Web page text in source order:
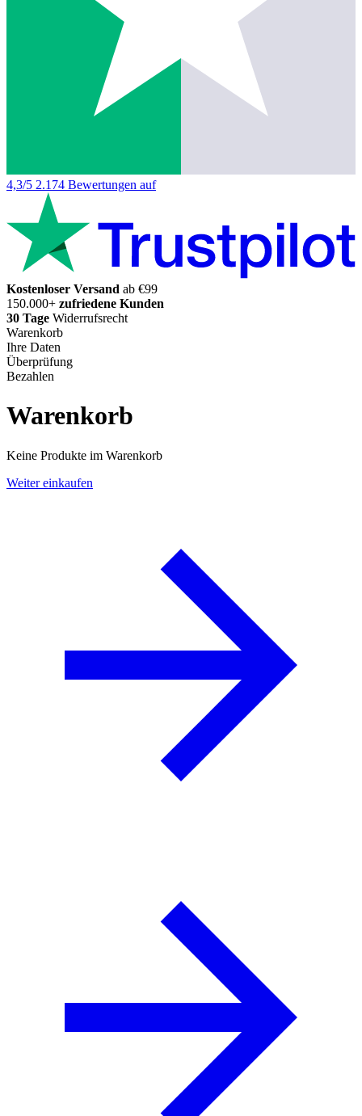
4,3/5 2.174 Bewertungen auf
Kostenloser Versand ab €99
150.000+ zufriedene Kunden
30 Tage Widerrufsrecht
Warenkorb
Ihre Daten
Überprüfung
Bezahlen
Warenkorb
Keine Produkte im Warenkorb
Weiter einkaufen